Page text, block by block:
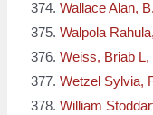
Wallace Alan,
Walpola
Weiss, Briab
Wetzel Sylvia,
William